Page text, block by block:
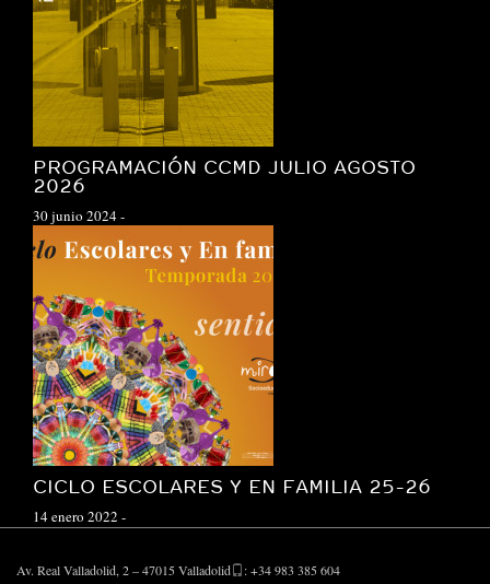
PROGRAMACIÓN CCMD JULIO AGOSTO
2026
30 junio 2024-
CICLO ESCOLARES Y EN FAMILIA 25-26
14 enero 2022 -
Av. Real Valladolid, 2 – 47015 Valladolid : +34 983 385 604